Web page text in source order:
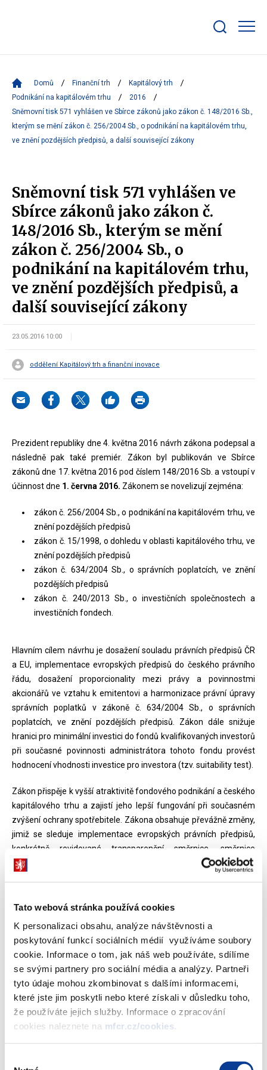
Tato webová stránka používá cookies
K personalizaci obsahu, analýze návštěvnosti a
poskytování funkcí sociálních médií využíváme soubory
cookie. Informace o tom, jak náš web používáte, sdílíme
se svými partnery pro sociální média a analýzy. Partneři
tyto údaje mohou zkombinovat s dalšími informacemi,
které jste jim poskytli nebo které získali v důsledku toho,
že používáte jejich služby. Informace o zpracování
cookies naleznete na mfcr.cz/cookies.
bar
Domů Finanční trh
Kapitálový trh
Podnikání na kapitálovém trhu
2016
Sněmovní tisk 571 vyhlášen ve Sbírce zákonů jako zákon č. 148/2016 Sb.,
kterým se mění zákon č. 256/2004 Sb., o podnikání na kapitálovém trhu,
ve znění pozdějších předpisů, a další související zákony
Sněmovní tisk 571 vyhlášen ve
Sbírce zákonů jako zákon č.
148/2016 Sb., kterým se mění
zákon č. 256/2004 Sb., o
podnikání na kapitálovém trhu,
ve znění pozdějších předpisů, a
další související zákony
23.05.2016 10:00
oddělení Kapitálový trh a finanční inovace
Prezident republiky dne 4. května 2016 návrh zákona podepsal a
následně pak také premiér. Zákon byl publikován ve Sbírce
zákonů dne 17. května 2016 pod číslem 148/2016 Sb. a vstoupí v
účinnost dne 1. června 2016. Zákonem se novelizují zejména:
zákon č. 256/2004 Sb., o podnikání na kapitálovém trhu, ve
znění pozdějších předpisů
zákon č. 15/1998, o dohledu v oblasti kapitálového trhu, ve
znění pozdějších předpisů
zákon č. 634/2004 Sb., o správních poplatcích, ve znění
pozdějších předpisů
zákon č. 240/2013 Sb., o investičních společnostech a
investičních fondech.
Hlavním cílem návrhu je dosažení souladu právních předpisů ČR
a EU, implementace evropských předpisů do českého právního
řádu, dosažení proporcionality mezi právy a povinnostmi
akcionářů ve vztahu k emitentovi a harmonizace právní úpravy
správních poplatků v zákoně č. 634/2004 Sb., o správních
poplatcích, ve znění pozdějších předpisů. Zákon dále snižuje
hranici pro minimální investici do fondů kvalifikovaných investorů
při současné povinnosti administrátora tohoto fondu provést
hodnocení vhodnosti investice pro investora (tzv. suitability test).
Zákon přispěje k vyšší atraktivitě fondového podnikání a českého
kapitálového trhu a zajistí jeho lepší fungování při současném
zvýšení ochrany spotřebitele. Zákona obsahuje převážně změny,
jimiž se sleduje implementace evropských právních předpisů,
konkrétně revidované transparenční směrnice, směrnice
Omnibus II, nařízení o centrálních depozitářích cenných papírů,
stávajících transpozičních ustanovení.
Zákon č. 148/2016 Sb., kterým se mění zákon č. 256/2004
Sb., o podnikání na kapitálovém trhu, ve znění pozdějších
předpisů, a další související zákony (.PDF, 260 kB)
Odborné veřejnosti se poskytuje několik doplňujících informací k
tomuto zákonu. Publikuje se upravená zvláštní část důvodové
zprávy odrážející změny, které byly provedeny pozměňovacími
návrhy v Poslanecké sněmovně. Text aktualizované důvodové